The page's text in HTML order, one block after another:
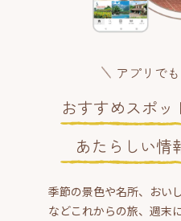
アプリで
おすすめスポッ
あたらしい情
季節の景色や名所、おい
などこれからの旅、週末